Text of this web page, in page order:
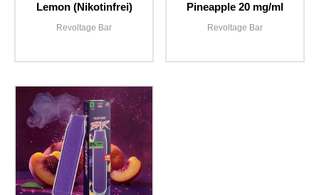
Lemon (Nikotinfrei)
Revoltage Bar
Pineapple 20 mg/ml
Revoltage Bar